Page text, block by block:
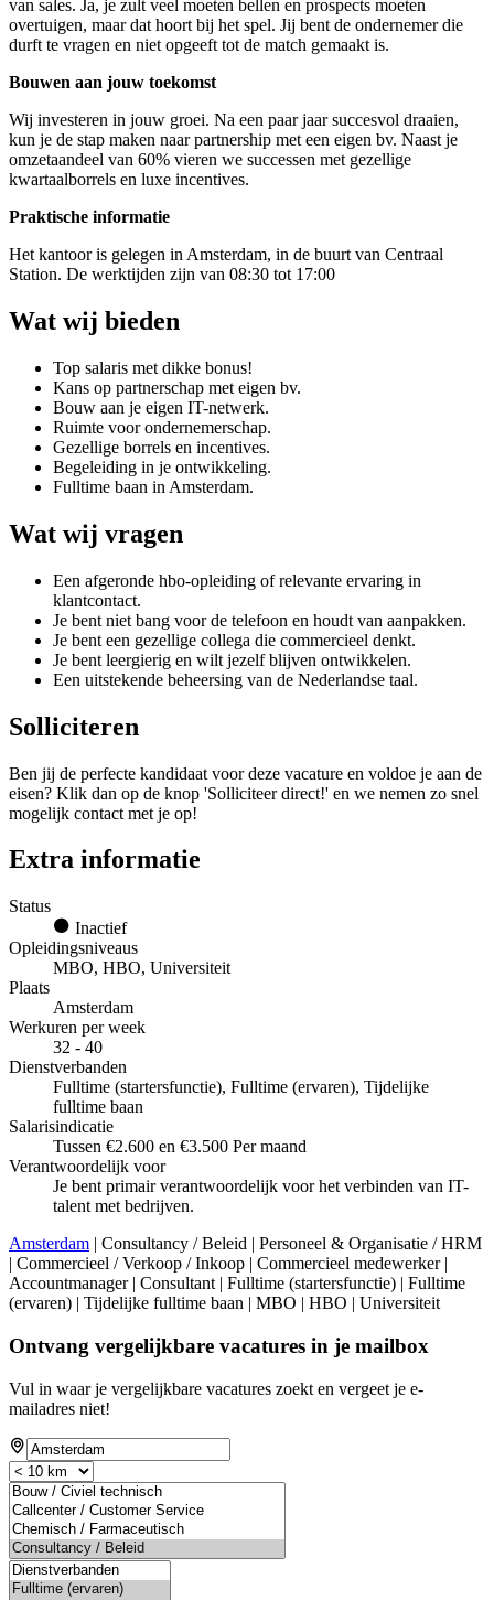
van sales. Ja, je zult veel moeten bellen en prospects moeten
overtuigen, maar dat hoort bij het spel. Jij bent de ondernemer die
durft te vragen en niet opgeeft tot de match gemaakt is.
Bouwen aan jouw toekomst
Wij investeren in jouw groei. Na een paar jaar succesvol draaien,
kun je de stap maken naar partnership met een eigen bv. Naast je
omzetaandeel van 60% vieren we successen met gezellige
kwartaalborrels en luxe incentives.
Praktische informatie
Het kantoor is gelegen in Amsterdam, in de buurt van Centraal
Station. De werktijden zijn van 08:30 tot 17:00
Wat wij bieden
Top salaris met dikke bonus!
Kans op partnerschap met eigen bv.
Bouw aan je eigen IT-netwerk.
Ruimte voor ondernemerschap.
Gezellige borrels en incentives.
Begeleiding in je ontwikkeling.
Fulltime baan in Amsterdam.
Wat wij vragen
Een afgeronde hbo-opleiding of relevante ervaring in
klantcontact.
Je bent niet bang voor de telefoon en houdt van aanpakken.
Je bent een gezellige collega die commercieel denkt.
Je bent leergierig en wilt jezelf blijven ontwikkelen.
Een uitstekende beheersing van de Nederlandse taal.
Solliciteren
Ben jij de perfecte kandidaat voor deze vacature en voldoe je aan de
eisen? Klik dan op de knop 'Solliciteer direct!' en we nemen zo snel
mogelijk contact met je op!
Extra informatie
Status
Inactief
Opleidingsniveaus
MBO, HBO, Universiteit
Plaats
Amsterdam
Werkuren per week
32 - 40
Dienstverbanden
Fulltime (startersfunctie), Fulltime (ervaren), Tijdelijke
fulltime baan
Salarisindicatie
Tussen €2.600 en €3.500 Per maand
Verantwoordelijk voor
Je bent primair verantwoordelijk voor het verbinden van IT-
talent met bedrijven.
Amsterdam | Consultancy / Beleid | Personeel & Organisatie / HRM
| Commercieel / Verkoop / Inkoop | Commercieel medewerker |
Accountmanager | Consultant | Fulltime (startersfunctie) | Fulltime
(ervaren) | Tijdelijke fulltime baan | MBO | HBO | Universiteit
Ontvang vergelijkbare vacatures in je mailbox
Vul in waar je vergelijkbare vacatures zoekt en vergeet je e-
mailadres niet!